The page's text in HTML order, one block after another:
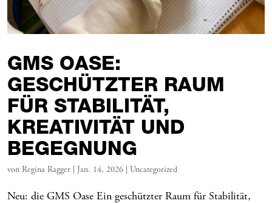
GMS OASE:
GESCHÜTZTER RAUM
FÜR STABILITÄT,
KREATIVITÄT UND
BEGEGNUNG
von Regina Ragger Jan. 14, 2026 Uncategorized
Neu: die GMS Oase Ein geschützter Raum für Stabilität,